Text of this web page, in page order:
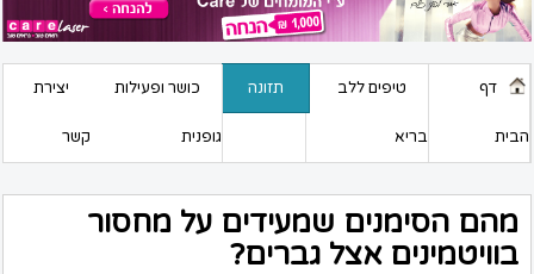
דף
הבית
טיפים ללב
בריא
תזונה כושר ופעילות
גופנית
יצירת
קשר
מהם הסימנים שמעידים על מחסור
בוויטמינים אצל גברים?